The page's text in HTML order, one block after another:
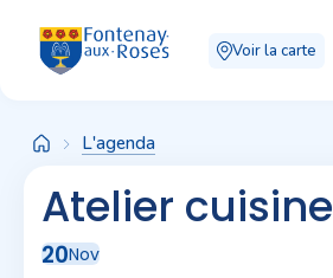
Voir la carte
L'agenda
Atelier cuisine
20Nov